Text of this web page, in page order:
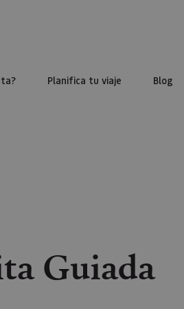
Planifica tu viaje Blog
Guiada